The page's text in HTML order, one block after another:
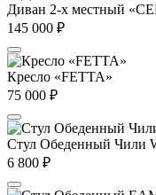
Диван 2-х местный
145 000 ₽
Кресло «FETTA»
75 000 ₽
Стул Обеденный Чили
6 800 ₽